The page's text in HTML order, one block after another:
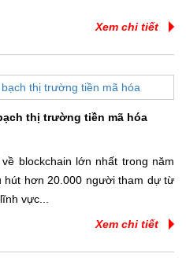
Xem chi tiết
thị trường tiền mã hóa
blockchain lớn nhất trong năm
hút hơn 20.000 người tham dự từ
vực...
Xem chi tiết